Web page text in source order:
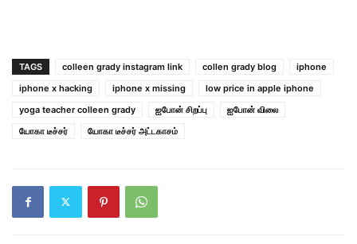
TAGS colleen grady instagram link collen grady blog
iphone
iphone x hacking
iphone x missing
low price in apple iphone
yoga teacher colleen grady
ஐபோன் சிறப்பு
ஐபோன் விலை
யோகா டீச்சர்
யோகா டீச்சர் அட்டகாசம்